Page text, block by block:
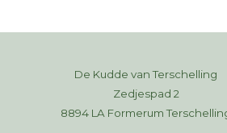
De Kudde van Terschelling
Zedjespad 2
8894 LA Formerum